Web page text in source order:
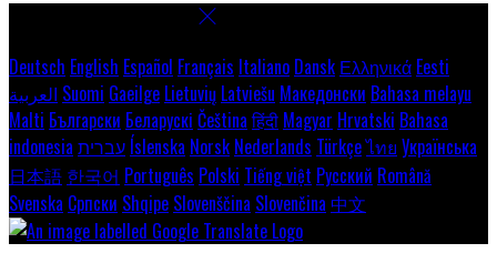
Deutsch English Español Français Italiano Dansk Ελληνικά Eesti
العربية Suomi Gaeilge Lietuvių Latviešu Македонски Bahasa melayu
Malti Български Беларускі Čeština हिंदी Magyar Hrvatski Bahasa
indonesia עברית Íslenska Norsk Nederlands Türkçeไทย Українська
日本語 한국어 Português Polski Tiếng việt Русский Română
Svenska Српски Shqipe Slovenščina Slovenčina 中文